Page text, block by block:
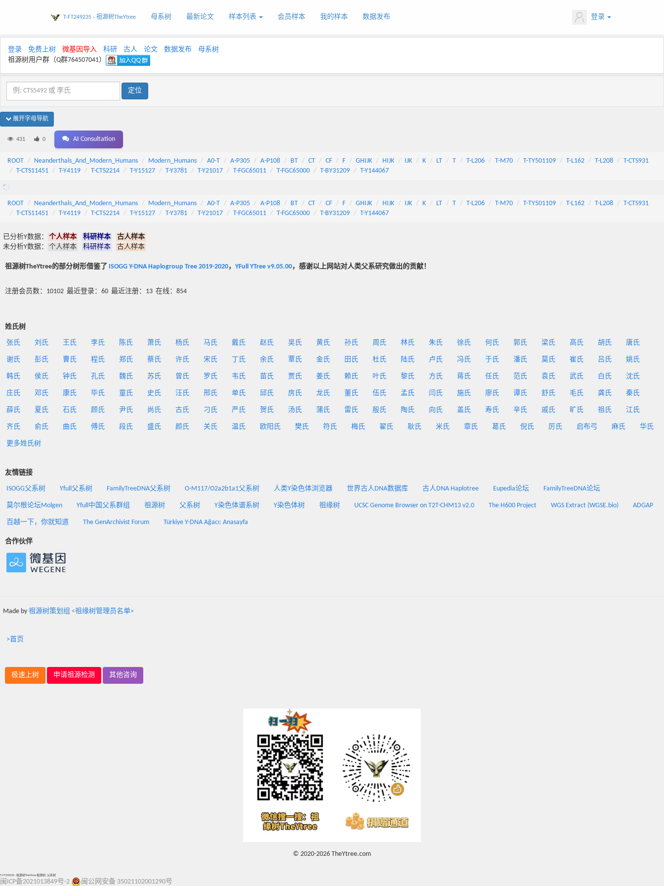
T-FT249235 - 祖源树TheYtree 母系树 最新论文 样本列表 会员样本 我的样本 数据发布 登录
登录 免费上树 微基因导入 科研 古人 论文 数据发布
母系树
祖源树用户群（Q群764507041）
展开字母导航
431 0 AI Consultation
ROOT Neanderthals_And_Modern_Humans Modern_Humans A0-T A-P305 A-P108 BT CT CF F GHIJK HIJK IJK K LT T T-L206 T-M70 T-TY501109 T-L162 T-L208
T-CTS931
T-CTS11451
T-Y4119 T-CTS2214 T-Y15127 T-Y3781 T-Y21017 T-FGC65011 T-FGC65000 T-BY31209 T-Y144067
ROOT Neanderthals_And_Modern_Humans Modern_Humans A0-T A-P305 A-P108 BT CT CF F GHIJK HIJK IJK K LT T T-L206 T-M70 T-TY501109 T-L162 T-L208
T-CTS931
T-CTS11451
T-Y4119 T-CTS2214 T-Y15127 T-Y3781 T-Y21017 T-FGC65011 T-FGC65000 T-BY31209 T-Y144067
已分析Y数据： 个人样本 科研样本
古人样本
未分析Y数据：
个人样本 科研样本 古人样本
祖源树TheYtree的部分树形借鉴了 ISOGG Y-DNA Haplogroup Tree 2019-2020， YFull YTree v9.05.00，感谢以上网站对人类父系研究做出的贡献！
注册会员数：10102 最近登录：60 最近注册：13 在线：854
姓氏树
张氏 刘氏 王氏 李氏 陈氏 萧氏 杨氏 马氏 戴氏 赵氏 吴氏 黄氏 孙氏 周氏 林氏 朱氏 徐氏 何氏 郭氏 梁氏 高氏 胡氏 唐氏
谢氏 彭氏 曹氏 程氏 郑氏 蔡氏 许氏 宋氏 丁氏 余氏 覃氏 金氏 田氏 杜氏 陆氏 卢氏 冯氏 于氏 潘氏 莫氏 崔氏 吕氏 姚氏
韩氏 侯氏 钟氏 孔氏 魏氏 苏氏 曾氏 罗氏 韦氏 苗氏 贾氏 姜氏 赖氏 叶氏 黎氏 方氏 蒋氏 任氏 范氏 袁氏 武氏 白氏 沈氏
庄氏 邓氏 康氏 毕氏 童氏 史氏 汪氏 邢氏 单氏 邱氏 房氏 龙氏 董氏 伍氏 孟氏 闫氏 施氏 廖氏 谭氏 舒氏 毛氏 龚氏 秦氏
薛氏 夏氏 石氏 顾氏 尹氏 尚氏 古氏 刁氏 严氏 贺氏 汤氏 蒲氏 雷氏 殷氏 陶氏 向氏 盖氏 寿氏 辛氏 戚氏 旷氏 祖氏 江氏
齐氏 俞氏 曲氏 傅氏 段氏 盛氏 颜氏 关氏 温氏 欧阳氏 樊氏 符氏 梅氏 翟氏 耿氏 米氏 章氏 葛氏 倪氏 厉氏 启布弓 麻氏 华氏
更多姓氏树
友情链接
ISOGG父系树 Yfull父系树 FamilyTreeDNA父系树 O-M117/O2a2b1a1父系树 人类Y染色体浏览器 世界古人DNA数据库 古人DNA Haplotree Eupedia论坛 FamilyTreeDNA论坛
莫尔根论坛Molgen Yfull中国父系群组 祖源树 父系树 Y染色体谱系树 Y染色体树 祖缘树 UCSC Genome Browser on T2T-CHM13 v2.0 The H600 Project WGS Extract (WGSE.bio) ADGAP
百越一下，你就知道 The GenArchivist Forum Türkiye Y-DNA Ağacı: Anasayfa
合作伙伴
Made by 祖源树策划组 <祖缘树管理员名单>
>首页
极速上树 申请祖源检测 其他咨询
© 2020-2026 TheYtree.com
T-FT249235 - 祖源树TheYtree 祖源树, 父系树
闽ICP备2021013849号-2 闽公网安备 35021102001290号